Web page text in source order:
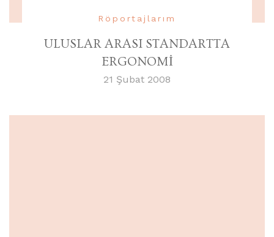
Röportajlarım
ULUSLAR ARASI STANDARTTA
ERGONOMİ
21 Şubat 2008